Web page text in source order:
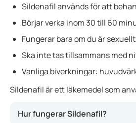
Sildenafil används för att
Börjar verka inom 30 till 60
Fungerar bara om du är
Ska inte tas tillsammans med
Vanliga biverkningar:
Sildenafil är ett läkemedel som
Hur fungerar Sildenafil?